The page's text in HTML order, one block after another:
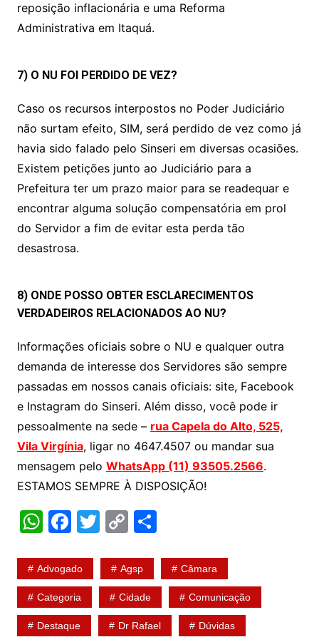
reposição inflacionária e uma Reforma
Administrativa em Itaquá.
7) O NU FOI PERDIDO DE VEZ?
Caso os recursos interpostos no Poder Judiciário
não surtam efeito, SIM, será perdido de vez como já
havia sido falado pelo Sinseri em diversas ocasiões.
Existem petições junto ao Judiciário para a
Prefeitura ter um prazo maior para se readequar e
encontrar alguma solução compensatória em prol
do Servidor a fim de evitar esta perda tão
desastrosa.
8) ONDE POSSO OBTER ESCLARECIMENTOS
VERDADEIROS RELACIONADOS AO NU?
Informações oficiais sobre o NU e qualquer outra
demanda de interesse dos Servidores são sempre
passadas em nossos canais oficiais: site, Facebook
e Instagram do Sinseri. Além disso, você pode ir
pessoalmente na sede – rua Capela do Alto, 525,
Vila Virgínia, ligar no 4647.4507 ou mandar sua
mensagem pelo WhatsApp (11) 93505.2566.
ESTAMOS SEMPRE À DISPOSIÇÃO!
W
at
s
A
p
F
c
e
b
o
T
itt
er
C
p
y
Li
n
S
ar
e
Advogado Agsp Câmara
Categoria Cidade Comunicação
Destaque Dr Rafael Dúvidas